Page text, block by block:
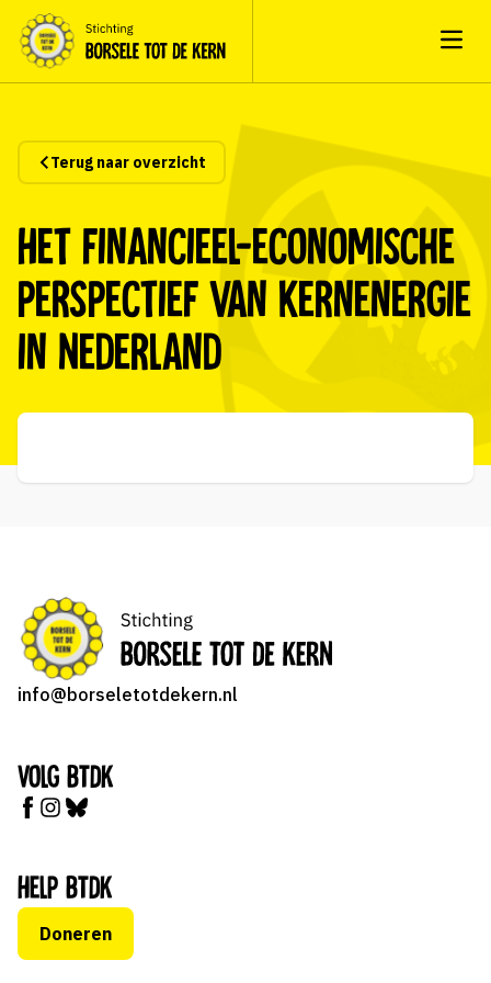
Terug naar overzicht
Het financieel-economische
perspectief van kernenergie
in Nederland
info@borseletotdekern.nl
Volg BTDK
Help BTDK
Doneren